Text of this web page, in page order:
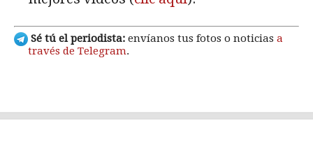
Sé tú el periodista: envíanos tus fotos o noticias a
través de Telegram.